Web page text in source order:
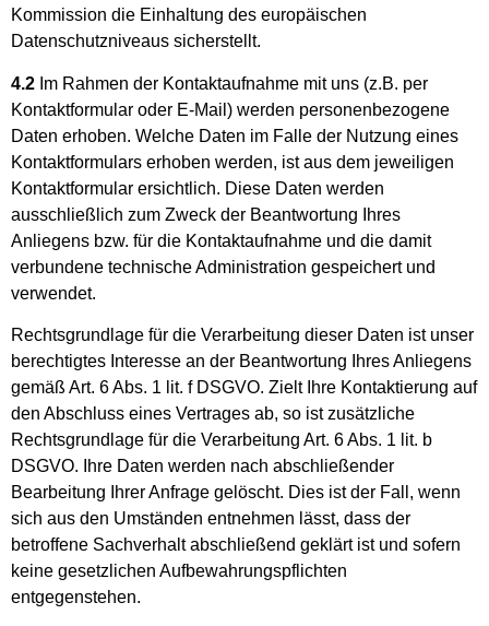
Kommission die Einhaltung des europäischen
Datenschutzniveaus sicherstellt.
4.2 Im Rahmen der Kontaktaufnahme mit uns (z.B. per
Kontaktformular oder E-Mail) werden personenbezogene
Daten erhoben. Welche Daten im Falle der Nutzung eines
Kontaktformulars erhoben werden, ist aus dem jeweiligen
Kontaktformular ersichtlich. Diese Daten werden
ausschließlich zum Zweck der Beantwortung Ihres
Anliegens bzw. für die Kontaktaufnahme und die damit
verbundene technische Administration gespeichert und
verwendet.
Rechtsgrundlage für die Verarbeitung dieser Daten ist unser
berechtigtes Interesse an der Beantwortung Ihres Anliegens
gemäß Art. 6 Abs. 1 lit. f DSGVO. Zielt Ihre Kontaktierung auf
den Abschluss eines Vertrages ab, so ist zusätzliche
Rechtsgrundlage für die Verarbeitung Art. 6 Abs. 1 lit. b
DSGVO. Ihre Daten werden nach abschließender
Bearbeitung Ihrer Anfrage gelöscht. Dies ist der Fall, wenn
sich aus den Umständen entnehmen lässt, dass der
betroffene Sachverhalt abschließend geklärt ist und sofern
keine gesetzlichen Aufbewahrungspflichten
entgegenstehen.